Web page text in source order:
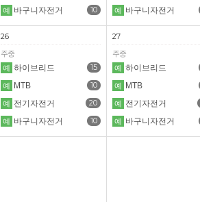
10
예 바구니자전거 예 바구니자전거
26
주중
15
예 하이브리드
10
예
MTB
20
예 전기자전거
10
예 바구니자전거
27
주중
예 하이브리드
예
MTB
예 전기자전거
예 바구니자전거